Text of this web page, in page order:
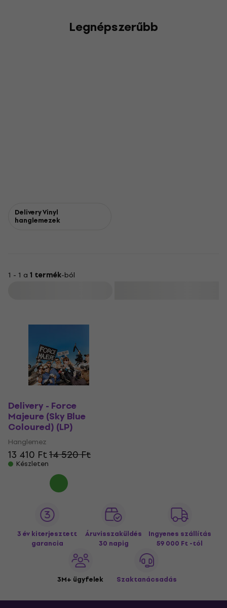
Legnépszerűbb
Delivery Vinyl
hanglemezek
1 - 1 a 1 termék-ból
Delivery - Force
Majeure (Sky Blue
Coloured) (LP)
Hanglemez
13 410 Ft14 520 Ft
Készleten
3 év kiterjesztett
garancia
Áruvisszaküldés
30 napig
Ingyenes szállítás
59 000 Ft -tól
3M+ ügyfelek Szaktanácsadás